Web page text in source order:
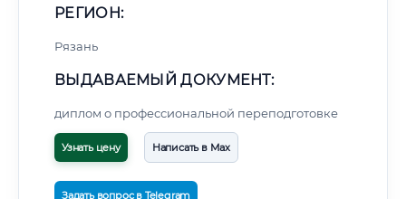
РЕГИОН:
Рязань
ВЫДАВАЕМЫЙ ДОКУМЕНТ:
диплом о профессиональной переподготовке
Узнать цену Написать в Max
Задать вопрос в Telegram